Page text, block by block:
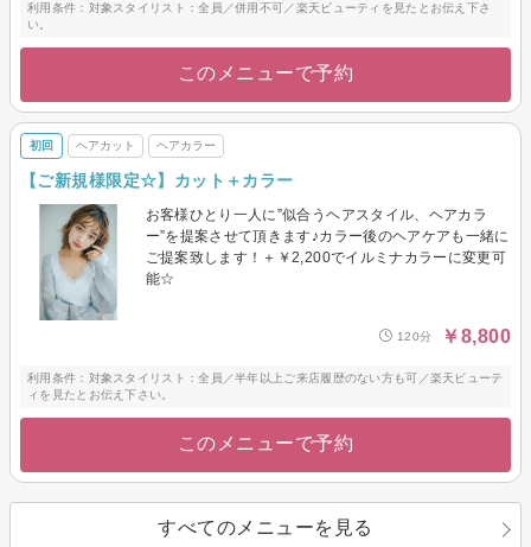
利用条件：対象スタイリスト：全員／併用不可／楽天ビューティを見たとお伝え下さ
い。
このメニューで予約
初回 ヘアカット ヘアカラー
【ご新規様限定☆】カット＋カラー
お客様ひとり一人に”似合うヘアスタイル、ヘアカラ
ー”を提案させて頂きます♪カラー後のヘアケアも一緒に
ご提案致します！＋￥2,200でイルミナカラーに変更可
能☆
120分 ￥8,800
利用条件：対象スタイリスト：全員／半年以上ご来店履歴のない方も可／楽天ビューテ
ィを見たとお伝え下さい。
このメニューで予約
すべてのメニューを見る